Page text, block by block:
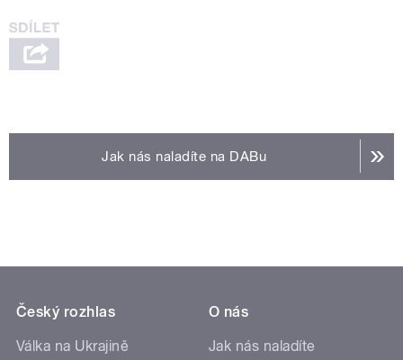
Jak nás naladíte na DABu
Český rozhlas
Válka na Ukrajině
O nás
Jak nás naladíte